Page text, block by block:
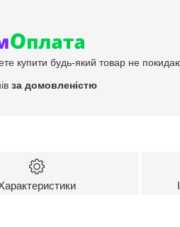
купити будь-який товар не
за домовленістю